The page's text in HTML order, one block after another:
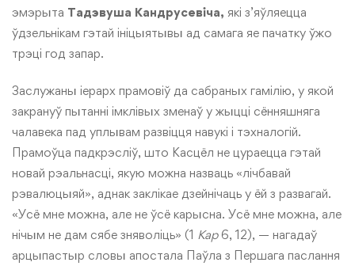
эмэрыта Тадэвуша Кандрусевіча, які з’яўляецца
ўдзельнікам гэтай ініцыятывы ад самага яе пачатку ўжо
трэці год запар.
Заслужаны іерарх прамовіў да сабраных гамілію, у якой
закрануў пытанні імклівых зменаў у жыцці сённяшняга
чалавека пад уплывам развіцця навукі і тэхналогій.
Прамоўца падкрэсліў, што Касцёл не цураецца гэтай
новай рэальнасці, якую можна назваць «лічбавай
рэвалюцыяй», аднак заклікае дзейнічаць у ёй з развагай.
«Усё мне можна, але не ўсё карысна. Усё мне можна, але
нічым не дам сябе зняволіць» (1 Кар6, 12), — нагадаў
арцыпастыр словы апостала Паўла з Першага паслання